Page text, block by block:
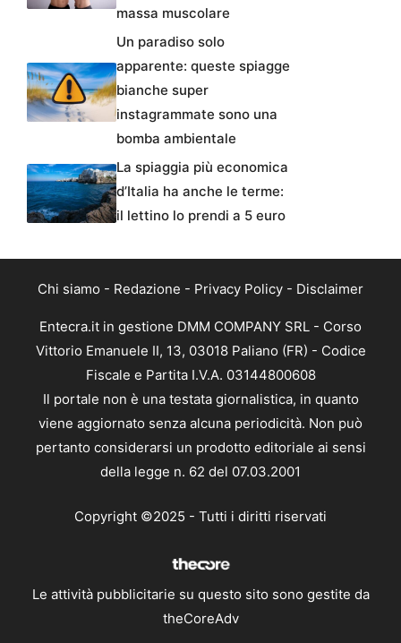
massa muscolare
Un paradiso solo
apparente: queste spiagge
bianche super
instagrammate sono una
bomba ambientale
La spiaggia più economica
d’Italia ha anche le terme:
il lettino lo prendi a 5 euro
Chi siamo - Redazione - Privacy Policy - Disclaimer
Entecra.it in gestione DMM COMPANY SRL - Corso
Vittorio Emanuele II, 13, 03018 Paliano (FR) - Codice
Fiscale e Partita I.V.A. 03144800608
Il portale non è una testata giornalistica, in quanto
viene aggiornato senza alcuna periodicità. Non può
pertanto considerarsi un prodotto editoriale ai sensi
della legge n. 62 del 07.03.2001
Copyright ©2025 - Tutti i diritti riservati
Le attività pubblicitarie su questo sito sono gestite da
theCoreAdv